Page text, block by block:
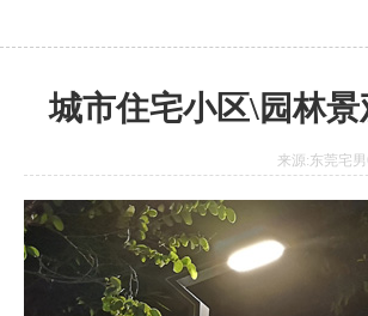
城市住宅小区\园林
来源:东莞宅